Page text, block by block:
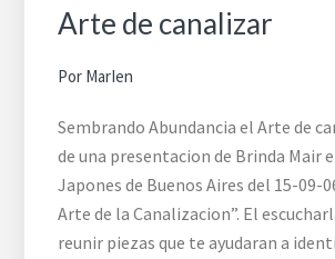
Arte de canalizar
Por MarIen
Sembrando Abundancia el Arte de
de una presentacion de Brinda Mair
Japones de Buenos Aires del 15-09-
Arte de la Canalizacion”. El
reunir piezas que te ayudaran a